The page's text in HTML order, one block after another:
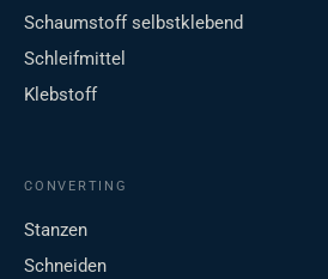
Schaumstoff selbstklebend
Schleifmittel
Klebstoff
CONVERTING
Stanzen
Schneiden